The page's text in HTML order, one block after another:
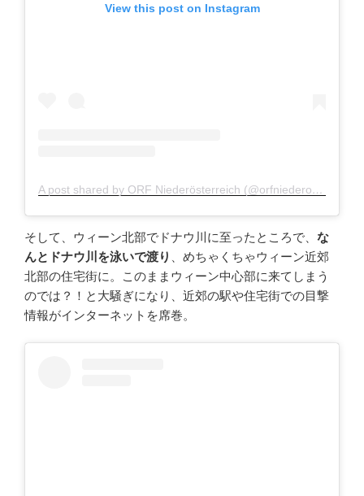
View this post on Instagram
A post shared by ORF Niederösterreich (@orfniederoesterreich)
そして、ウィーン北部でドナウ川に至ったところで、 な
んとドナウ川を泳いで渡り
、めちゃくちゃウィーン近郊
北部の住宅街に。このままウィーン中心部に来てしまう
のでは？！と大騒ぎになり、近郊の駅や住宅街での目撃
情報がインターネットを席巻。